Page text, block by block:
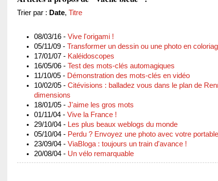
Trier par : Date, Titre
08/03/16 - Vive l'origami !
05/11/09 - Transformer un dessin ou une photo en
17/01/07 - Kaléidoscopes
16/05/06 - Test des mots-clés automagiques
11/10/05 - Démonstration des mots-clés en vidéo
10/02/05 - Citévisions : balladez vous dans le plan de
dimensions
18/01/05 - J'aime les gros mots
01/11/04 - Vive la France !
29/10/04 - Les plus beaux weblogs du monde
05/10/04 - Perdu ? Envoyez une photo avec votre
23/09/04 - ViaBloga : toujours un train d'avance !
20/08/04 - Un vélo remarquable